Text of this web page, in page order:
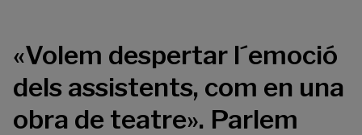
«Volem despertar l´emoció
dels assistents, com en una
obra de teatre». Parlem